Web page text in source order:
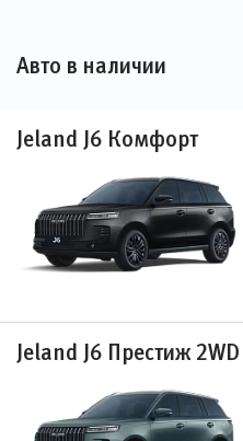
Авто в наличии
Jeland J6 Комфорт
Jeland J6 Престиж 2WD